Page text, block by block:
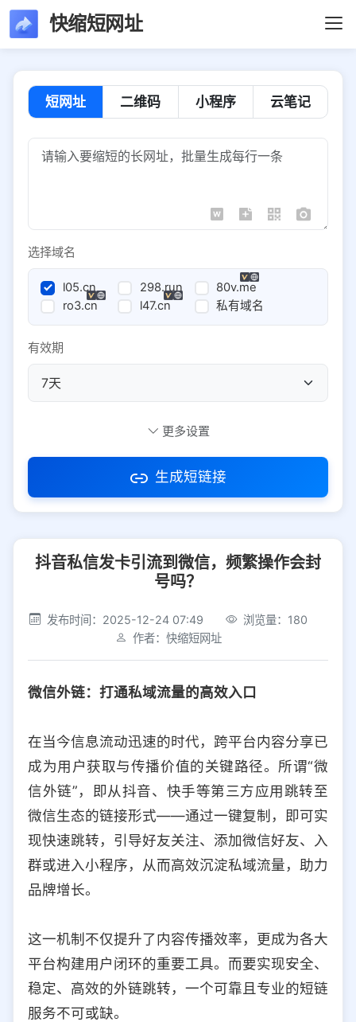
快缩短网址
短网址 二维码 小程序 云笔记
选择域名
l05.cn 298.run
80v.me
ro3.cn
l47.cn 私有域名
有效期
访问密码
社交平台 电商平台
选择防红平台类型，避免链接被拦截
平台设置
iOS Android PC 其他
更多设置
生成短链接
抖音私信发卡引流到微信，频繁操作会封
号吗？
发布时间：2025-12-24 07:49
浏览量：180
作者：快缩短网址
微信外链：打通私域流量的高效入口
在当今信息流动迅速的时代，跨平台内容分享已
成为用户获取与传播价值的关键路径。所谓“微
信外链”，即从抖音、快手等第三方应用跳转至
微信生态的链接形式——通过一键复制，即可实
现快速跳转，引导好友关注、添加微信好友、入
群或进入小程序，从而高效沉淀私域流量，助力
品牌增长。
这一机制不仅提升了内容传播效率，更成为各大
平台构建用户闭环的重要工具。而要实现安全、
稳定、高效的外链跳转，一个可靠且专业的短链
服务不可或缺。